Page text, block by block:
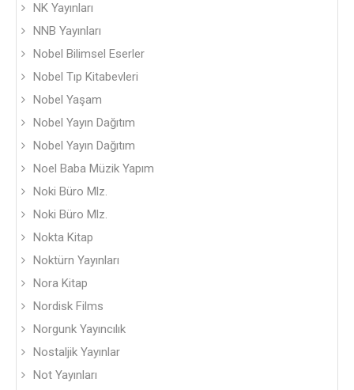
NK Yayınları
NNB Yayınları
Nobel Bilimsel Eserler
Nobel Tıp Kitabevleri
Nobel Yaşam
Nobel Yayın Dağıtım
Nobel Yayın Dağıtım
Noel Baba Müzik Yapım
Noki Büro Mlz.
Noki Büro Mlz.
Nokta Kitap
Noktürn Yayınları
Nora Kitap
Nordisk Films
Norgunk Yayıncılık
Nostaljik Yayınlar
Not Yayınları